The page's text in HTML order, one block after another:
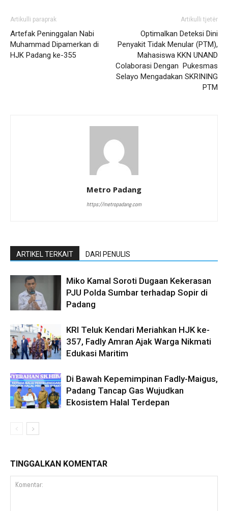
Artikulli paraprak
Artefak Peninggalan Nabi
Muhammad Dipamerkan di
HJK Padang ke-355
Artikulli tjetër
Optimalkan Deteksi Dini
Penyakit Tidak Menular (PTM),
Mahasiswa KKN UNAND
Colaborasi Dengan Pukesmas
Selayo Mengadakan SKRINING
PTM
Metro Padang
https://metropadang.com
ARTIKEL TERKAIT DARI PENULIS
Miko Kamal Soroti Dugaan Kekerasan
PJU Polda Sumbar terhadap Sopir di
Padang
KRI Teluk Kendari Meriahkan HJK ke-
357, Fadly Amran Ajak Warga Nikmati
Edukasi Maritim
Di Bawah Kepemimpinan Fadly-Maigus,
Padang Tancap Gas Wujudkan
Ekosistem Halal Terdepan
TINGGALKAN KOMENTAR